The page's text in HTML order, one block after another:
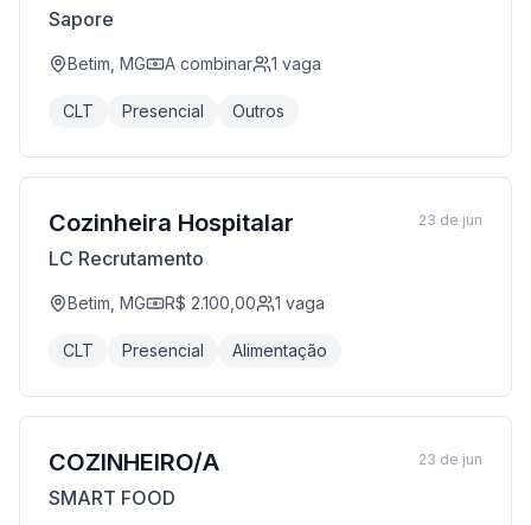
Sapore
Betim, MG A combinar 1 vaga
CLT Presencial Outros
Cozinheira Hospitalar
LC Recrutamento
Betim, MG R$ 2.100,00 1 vaga
CLT Presencial Alimentação
23 de jun
COZINHEIRO/A
SMART FOOD
23 de jun